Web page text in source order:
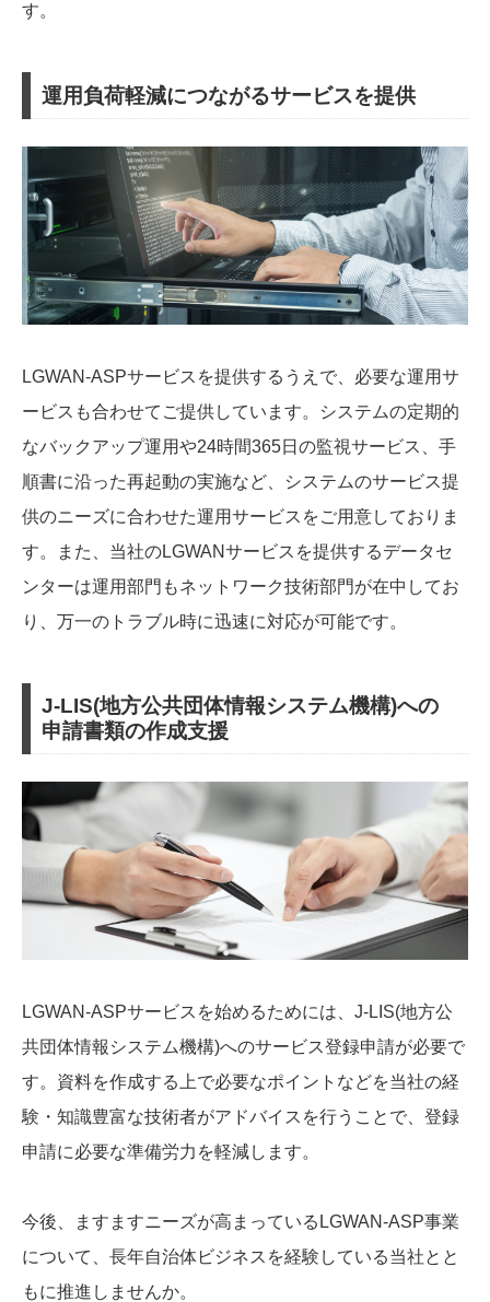
す。
運用負荷軽減につながるサービスを提供
LGWAN-ASPサービスを提供するうえで、必要な運用サ
ービスも合わせてご提供しています。システムの定期的
なバックアップ運用や24時間365日の監視サービス、手
順書に沿った再起動の実施など、システムのサービス提
供のニーズに合わせた運用サービスをご用意しておりま
す。また、当社のLGWANサービスを提供するデータセ
ンターは運用部門もネットワーク技術部門が在中してお
り、万一のトラブル時に迅速に対応が可能です。
J-LIS(地方公共団体情報システム機構)への
申請書類の作成支援
LGWAN-ASPサービスを始めるためには、J-LIS(地方公
共団体情報システム機構)へのサービス登録申請が必要で
す。資料を作成する上で必要なポイントなどを当社の経
験・知識豊富な技術者がアドバイスを行うことで、登録
申請に必要な準備労力を軽減します。
今後、ますますニーズが高まっているLGWAN-ASP事業
について、長年自治体ビジネスを経験している当社とと
もに推進しませんか。